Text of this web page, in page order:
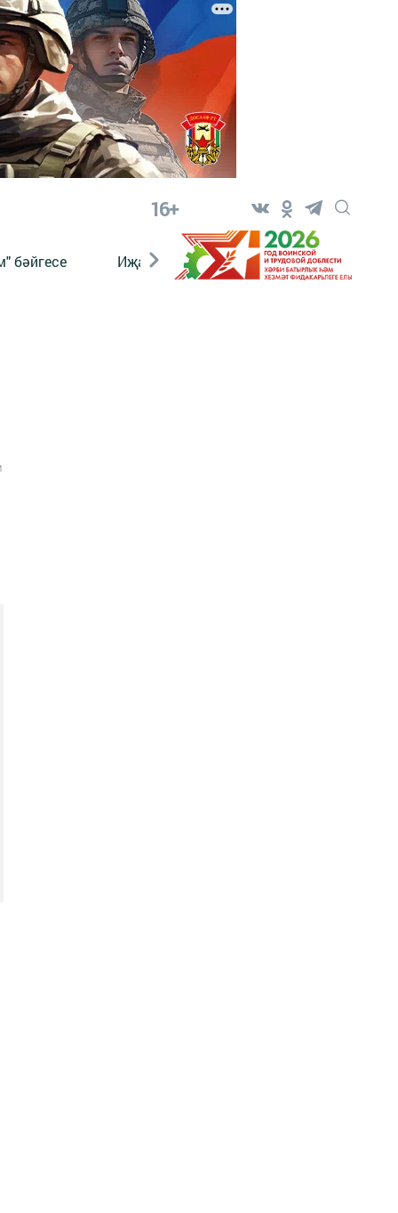
16+
бәйгесе Иҗат Реклама Онлайн